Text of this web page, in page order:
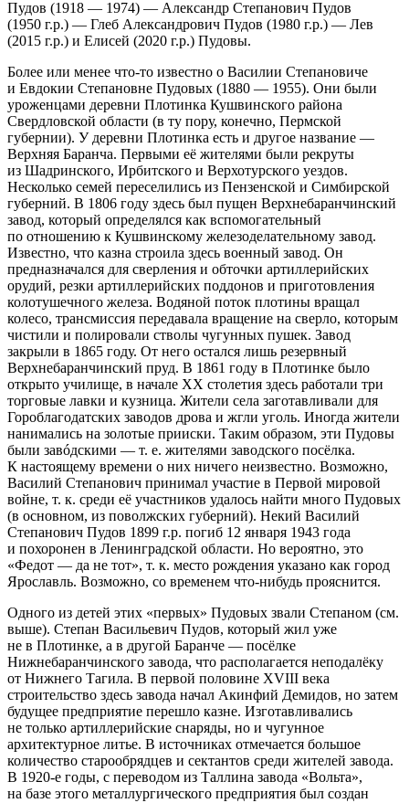
Пудов (1918 — 1974) — Александр Степанович Пудов
(1950 г.р.) — Глеб Александрович Пудов (1980 г.р.) — Лев
(2015 г.р.) и Елисей (2020 г.р.) Пудовы.
Более или менее что-то известно о Василии Степановиче
и Евдокии Степановне Пудовых (1880 — 1955). Они были
уроженцами деревни Плотинка Кушвинского района
Свердловской области (в ту пору, конечно, Пермской
губернии). У деревни Плотинка есть и другое название —
Верхняя Баранча. Первыми её жителями были рекруты
из Шадринского, Ирбитского и Верхотурского уездов.
Несколько семей переселились из Пензенской и Симбирской
губерний. В 1806 году здесь был пущен Верхнебаранчинский
завод, который определялся как вспомогательный
по отношению к Кушвинскому железоделательному завод.
Известно, что казна строила здесь военный завод. Он
предназначался для сверления и обточки артиллерийских
орудий, резки артиллерийских поддонов и приготовления
колотушечного железа. Водяной поток плотины вращал
колесо, трансмиссия передавала вращение на сверло, которым
чистили и полировали стволы чугунных пушек. Завод
закрыли в 1865 году. От него остался лишь резервный
Верхнебаранчинский пруд. В 1861 году в Плотинке было
открыто училище, в начале XX столетия здесь работали три
торговые лавки и кузница. Жители села заготавливали для
Гороблагодатских заводов дрова и жгли уголь. Иногда жители
нанимались на золотые прииски. Таким образом, эти Пудовы
были завóдскими — т. е. жителями заводского посёлка.
К настоящему времени о них ничего неизвестно. Возможно,
Василий Степанович принимал участие в Первой мировой
войне, т. к. среди её участников удалось найти много Пудовых
(в основном, из поволжских губерний). Некий Василий
Степанович Пудов 1899 г.р. погиб 12 января 1943 года
и похоронен в Ленинградской области. Но вероятно, это
«Федот — да не тот», т. к. место рождения указано как город
Ярославль. Возможно, со временем что-нибудь прояснится.
Одного из детей этих «первых» Пудовых звали Степаном (см.
выше). Степан Васильевич Пудов, который жил уже
не в Плотинке, а в другой Баранче — посёлке
Нижнебаранчинского завода, что располагается неподалёку
от Нижнего Тагила. В первой половине XVIII века
строительство здесь завода начал Акинфий Демидов, но затем
будущее предприятие перешло казне. Изготавливались
не только артиллерийские снаряды, но и чугунное
архитектурное литье. В источниках отмечается большое
количество старообрядцев и сектантов среди жителей завода.
В 1920-е годы, с переводом из Таллина завода «Вольта»,
на базе этого металлургического предприятия был создан